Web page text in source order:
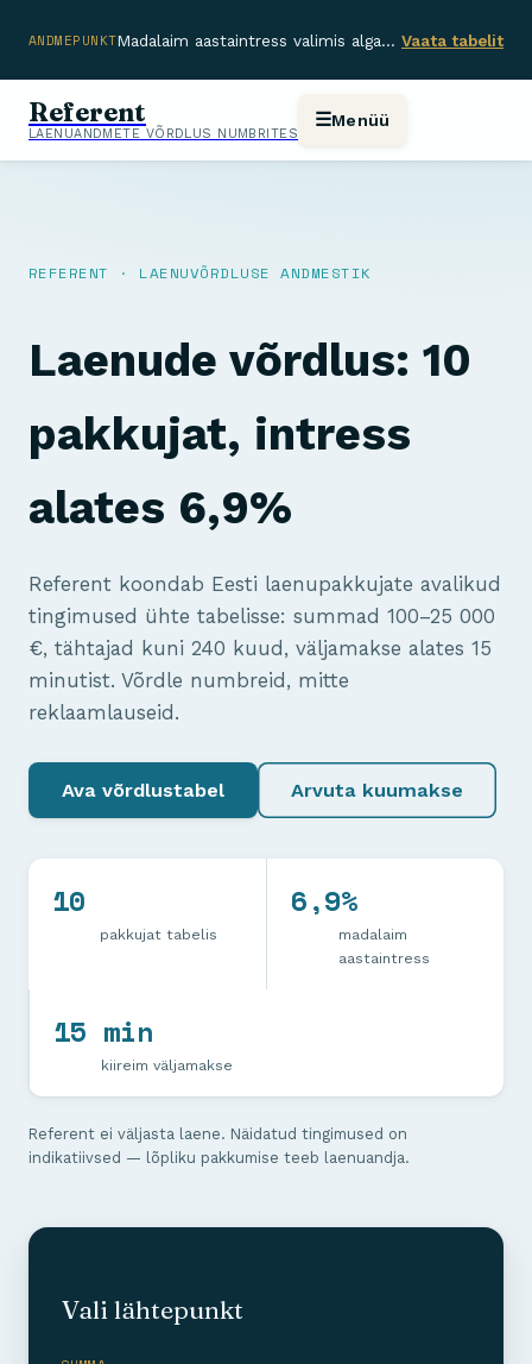
ANDMEPUNKT Madalaim aastaintress valimis algab 6,9% — vahemik pakkujate lõikes 6,9%–37,85%. Vaata tabelit
Referent
LAENUANDMETE VÕRDLUS NUMBRITES
☰Menüü
REFERENT · LAENUVÕRDLUSE ANDMESTIK
Laenude võrdlus: 10
pakkujat, intress
alates 6,9%
Referent koondab Eesti laenupakkujate avalikud
tingimused ühte tabelisse: summad 100–25 000
€, tähtajad kuni 240 kuud, väljamakse alates 15
minutist. Võrdle numbreid, mitte
reklaamlauseid.
Ava võrdlustabel Arvuta kuumakse
10
pakkujat tabelis
6,9%
madalaim
aastaintress
15 min
kiireim väljamakse
Referent ei väljasta laene. Näidatud tingimused on
indikatiivsed — lõpliku pakkumise teeb laenuandja.
Vali lähtepunkt